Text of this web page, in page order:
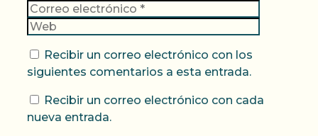
Recibir un correo electrónico con los
siguientes comentarios a esta entrada.
Recibir un correo electrónico con cada
nueva entrada.